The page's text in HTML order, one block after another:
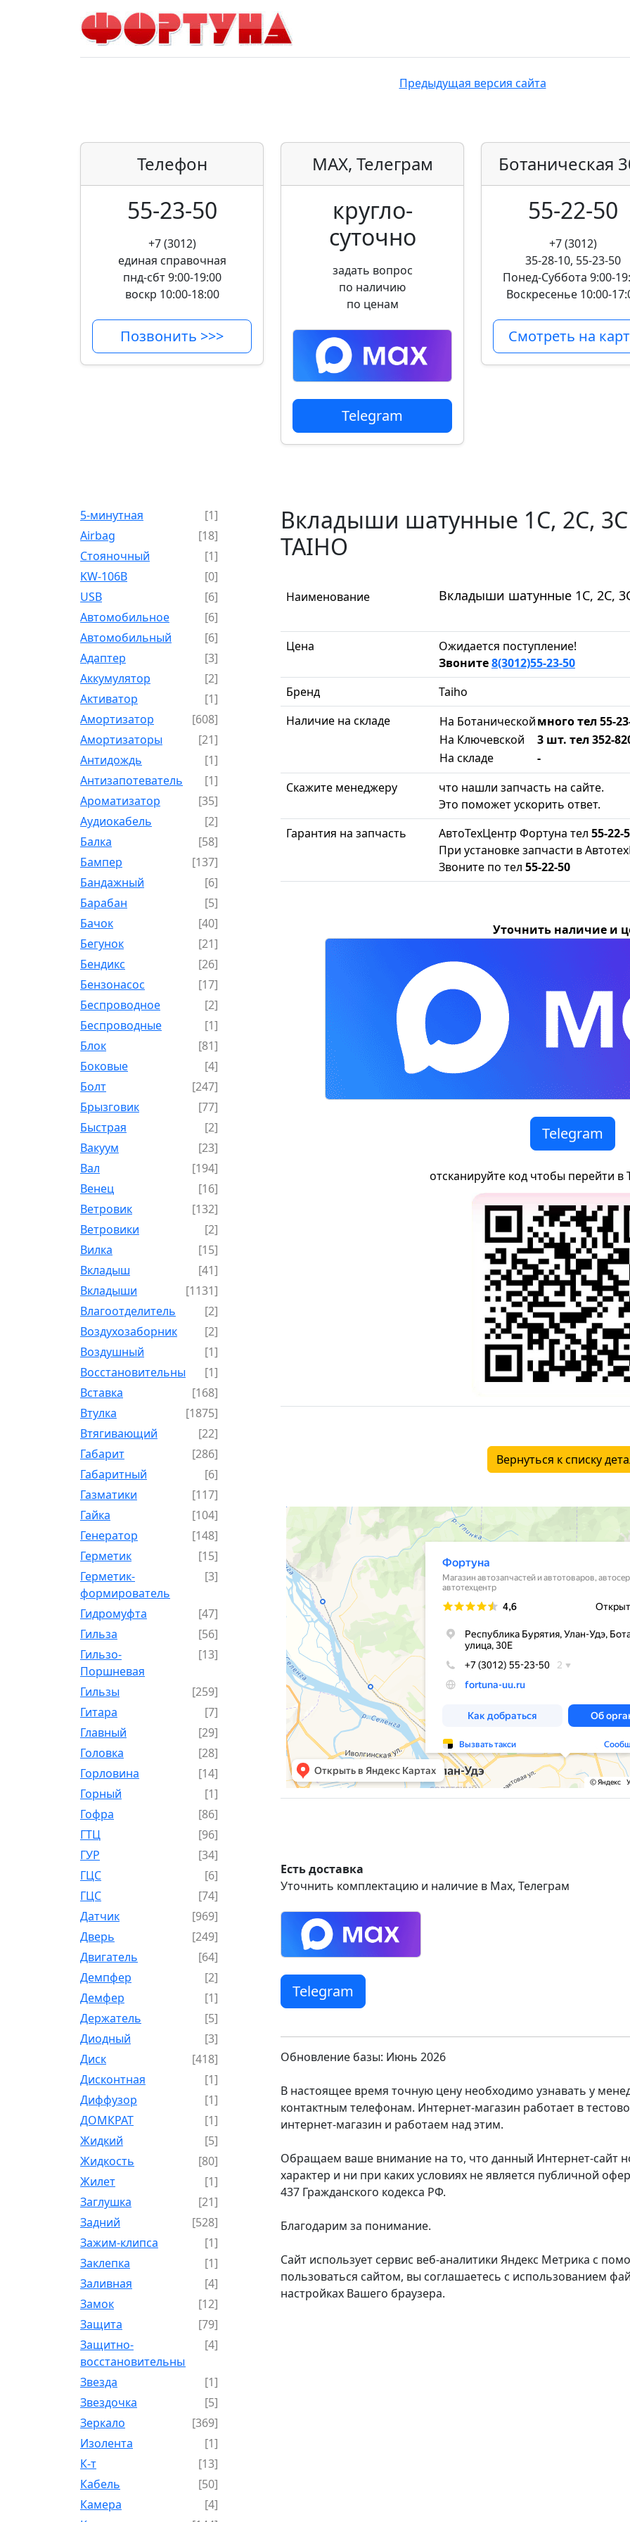
Предыдущая версия сайта
Телефон
55-23-50
+7 (3012)
единая справочная
пнд-сбт 9:00-19:00
воскр 10:00-18:00
Позвонить >>>
MAX, Телеграм
кругло­
суточно
задать вопрос
по наличию
по ценам
Telegram
Ботаническая
55-22-50
+7 (3012)
35-28-10, 55-23-50
Понед-Суббота 9:00-
Воскресенье 10:00-
Смотреть на
5-минутная
[1]
Airbag
[18]
Cтояночный
[1]
KW-106B
[0]
USB
[6]
Автомобильное
[6]
Автомобильный
[6]
Адаптер
[3]
Аккумулятор
[2]
Активатор
[1]
Амортизатор
[608]
Амортизаторы
[21]
Антидождь
[1]
Антизапотеватель
[1]
Ароматизатор
[35]
Аудиокабель
[2]
Балка
[58]
Бампер
[137]
Бандажный
[6]
Барабан
[5]
Бачок
[40]
Бегунок
[21]
Бендикс
[26]
Бензонасос
[17]
Беспроводное
[2]
Беспроводные
[1]
Блок
[81]
Боковые
[4]
Болт
[247]
Брызговик
[77]
Быстрая
[2]
Вакуум
[23]
Вал
[194]
Венец
[16]
Ветровик
[132]
Ветровики
[2]
Вилка
[15]
Вкладыш
[41]
Вкладыши
[1131]
Влагоотделитель
[2]
Воздухозаборник
[2]
Воздушный
[1]
Восстановительный
[1]
Вставка
[168]
Втулка
[1875]
Втягивающий
[22]
Габарит
[286]
Габаритный
[6]
Газматики
[117]
Гайка
[104]
Генератор
[148]
Герметик
[15]
Герметик-
формирователь
[3]
Гидромуфта
[47]
Гильза
[56]
Гильзо-
Поршневая
[13]
Гильзы
[259]
Гитара
[7]
Главный
[29]
Головка
[28]
Горловина
[14]
Горный
[1]
Гофра
[86]
ГТЦ
[96]
ГУР
[34]
ГЦC
[6]
ГЦС
[74]
Датчик
[969]
Дверь
[249]
Двигатель
[64]
Демпфер
[2]
Демфер
[1]
Держатель
[5]
Диодный
[3]
Диск
[418]
Дисконтная
[1]
Диффузор
[1]
ДОМКРАТ
[1]
Жидкий
[5]
Жидкость
[80]
Жилет
[1]
Заглушка
[21]
Задний
[528]
Зажим-клипса
[1]
Заклепка
[1]
Заливная
[4]
Замок
[12]
Защита
[79]
Защитно-
восстановительный
[4]
Звезда
[1]
Звездочка
[5]
Зеркало
[369]
Изолента
[1]
К-т
[13]
Кабель
[50]
Камера
[4]
Вкладыши шатунные 1C, 2C,
TAIHO
Наименование Вкладыши шатунные 1C, 2C,
Цена
Ожидается поступление!
Звоните8(3012)55-23-50
Бренд
Taiho
Наличие на складе
На Ботаническоймного тел 55-
На Ключевской
3 шт. тел 352-
На складе
-
Скажите менеджеру
что нашли запчасть на сайте.
Это поможет ускорить ответ.
Гарантия на запчасть
АвтоТехЦентр Фортуна тел 55-22-
При установке запчасти в
Звоните по тел 55-22-50
Уточнить наличие и
Telegram
отсканируйте код чтобы перейти в
Вернуться к списку
Есть доставка
Уточнить комплектацию и наличие в Max, Телеграм
Telegram
Обновление базы: Июнь 2026
В настоящее время точную цену необходимо узнавать у
контактным телефонам. Интернет-магазин работает в
интернет-магазин и работаем над этим.
Обращаем ваше внимание на то, что данный Интернет-сайт
характер и ни при каких условиях не является публичной
437 Гражданского кодекса РФ.
Благодарим за понимание.
Сайт использует сервис веб-аналитики Яндекс Метрика с
пользоваться сайтом, вы соглашаетесь с использованием
настройках Вашего браузера.